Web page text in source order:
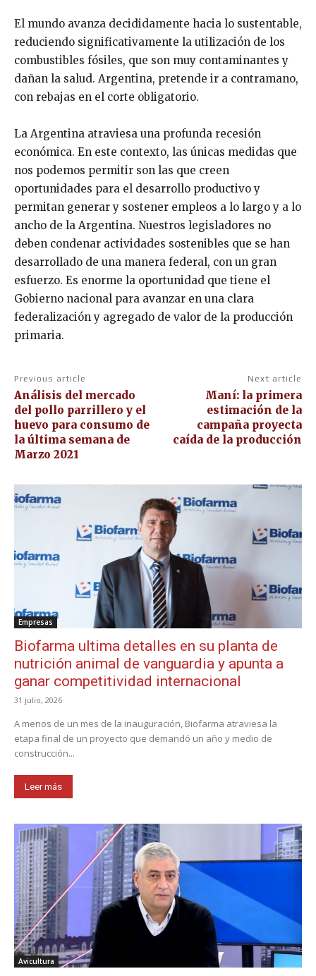
El mundo avanza decididamente hacia lo sustentable,
reduciendo significativamente la utilización de los
combustibles fósiles, que son muy contaminantes y
dañan la salud. Argentina, pretende ir a contramano,
con rebajas en el corte obligatorio.
La Argentina atraviesa una profunda recesión
económica. En este contexto, las únicas medidas que
nos podemos permitir son las que creen
oportunidades para el desarrollo productivo y
permitan generar y sostener empleos a lo largo y a lo
ancho de la Argentina. Nuestros legisladores no
deben condenar actividades sostenibles que se han
desarrollado de una manera federal, con un gran
esfuerzo. Es enorme la oportunidad que tiene el
Gobierno nacional para avanzar en una clara
federalización y agregado de valor de la producción
primaria.
Previous article
Análisis del mercado
del pollo parrillero y el
huevo para consumo de
la última semana de
Marzo 2021
Next article
Maní: la primera
estimación de la
campaña proyecta
caída de la producción
Empresas
Biofarma ultima detalles en su planta de
nutrición animal de vanguardia y apunta a
ganar competitividad internacional
31 julio, 2026
A menos de un mes de la inauguración, Biofarma atraviesa la
etapa final de un proyecto que demandó un año y medio de
construcción...
Leer más
Avicultura